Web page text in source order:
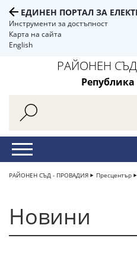
ЕДИНЕН ПОРТАЛ ЗА
Инструменти за достъпност
Карта на сайта
English
РАЙОНЕН
РАЙОНЕН СЪД - ПРОВАДИЯ Пресцентър
Новини